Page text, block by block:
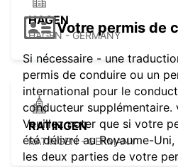
HAGEN
HAGEN - GERMANY
RATINGEN
RATINGEN - GERMANY
Votre permis de
Si nécessaire - une
permis de conduire ou un
international pour le
conducteur supplémentaire.
Veuillez noter que si votre
été délivré au Royaume-
les deux parties de votre